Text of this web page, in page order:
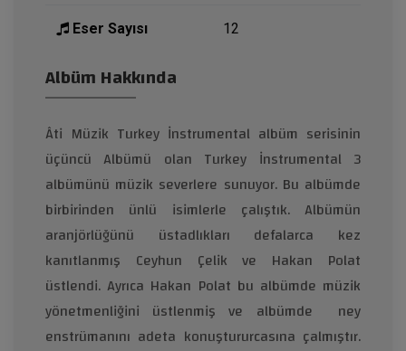
Eser Sayısı 12
Albüm Hakkında
Âti Müzik Turkey İnstrumental albüm serisinin
üçüncü Albümü olan Turkey İnstrumental 3
albümünü müzik severlere sunuyor. Bu albümde
birbirinden ünlü isimlerle çalıştık. Albümün
aranjörlüğünü üstadlıkları defalarca kez
kanıtlanmış Ceyhun Çelik ve Hakan Polat
üstlendi. Ayrıca Hakan Polat bu albümde müzik
yönetmenliğini üstlenmiş ve albümde ney
enstrümanını adeta konuştururcasına çalmıştır.